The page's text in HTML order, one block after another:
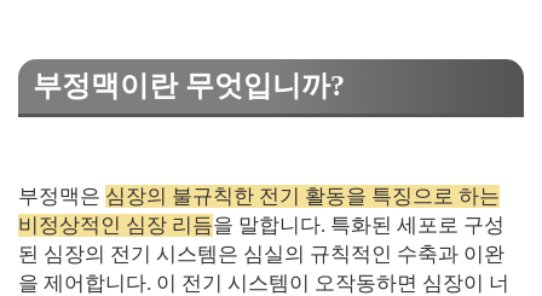
부정맥이란 무엇입니까?
부정맥은 심장의 불규칙한 전기 활동을 특징으로 하는
비정상적인 심장 리듬을 말합니다. 특화된 세포로 구성
된 심장의 전기 시스템은 심실의 규칙적인 수축과 이완
을 제어합니다. 이 전기 시스템이 오작동하면 심장이 너